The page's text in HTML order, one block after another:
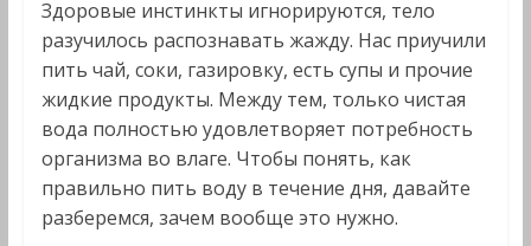
Здоровые инстинкты игнорируются, тело
разучилось распознавать жажду. Нас приучили
пить чай, соки, газировку, есть супы и прочие
жидкие продукты. Между тем, только чистая
вода полностью удовлетворяет потребность
организма во влаге. Чтобы понять, как
правильно пить воду в течение дня, давайте
разберемся, зачем вообще это нужно.